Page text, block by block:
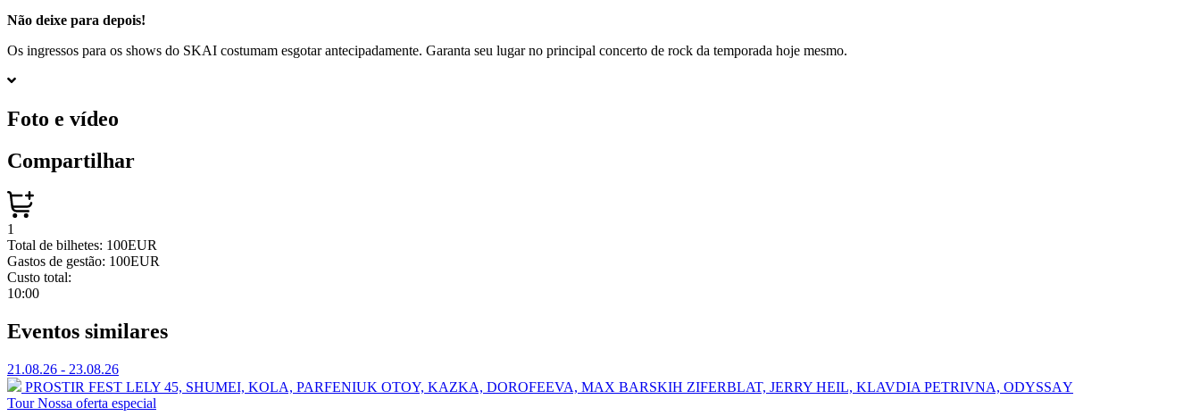
Não deixe para depois!
Os ingressos para os shows do SKAI costumam esgotar antecipadamente. Garanta seu lugar no principal concerto de rock da temporada hoje mesmo.
Foto e vídeo
Compartilhar
1
Total de bilhetes: 100EUR
Gastos de gestão: 100EUR
Custo total:
10:00
Eventos similares
21.08.26 - 23.08.26
PROSTIR FEST ⁠LELY 45, ⁠SHUMEI,⁠ ⁠KOLA, ⁠⁠PARFENIUK OTOY, KAZKA, DOROFEEVA, MAX BARSKIH ⁠ZIFERBLAT, ⁠JERRY HEIL, ⁠⁠KLAVDIA PETRIVNA, ⁠ODYSSАY
Tour Nossa oferta especial